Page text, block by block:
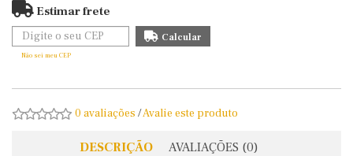
Estimar frete
Não sei meu CEP
0 avaliações /Avalie este produto
DESCRIÇÃO AVALIAÇÕES (0)